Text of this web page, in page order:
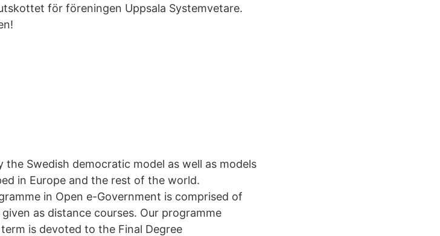
för föreningen Uppsala Systemvetare.
Swedish democratic model as well as models
in Europe and the rest of the world.
in Open e-Government is comprised of
as distance courses. Our programme
is devoted to the Final Degree